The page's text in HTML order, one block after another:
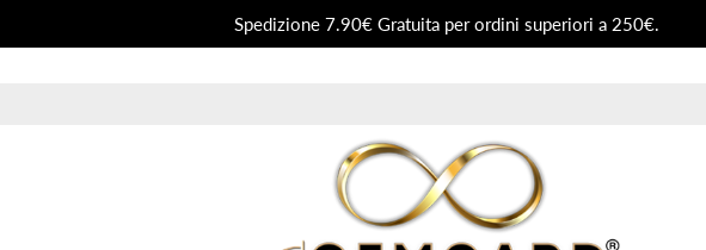
Spedizione 7.90€ Gratuita per ordini superiori a 250€.